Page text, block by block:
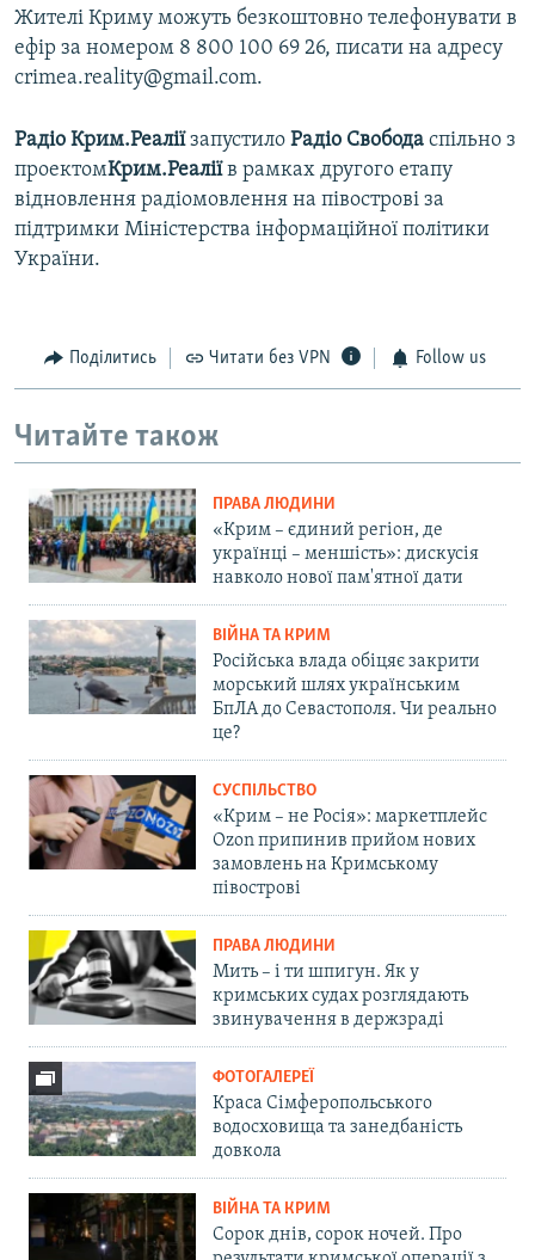
Жителі Криму можуть безкоштовно телефонувати в
ефір за номером 8 800 100 69 26, писати на адресу
crimea.reality@gmail.com.
Радіо Крим.Реаліїзапустило Радіо Свобода спільно з
проектомКрим.Реаліїв рамках другого етапу
відновлення радіомовлення на півострові за
підтримки Міністерства інформаційної політики
України.
Поділитись Читати без VPN Follow us
Читайте також
ПРАВА ЛЮДИНИ
«Крим – єдиний регіон, де
українці – меншість»: дискусія
навколо нової пам'ятної дати
ВІЙНА ТА КРИМ
Російська влада обіцяє закрити
морський шлях українським
БпЛА до Севастополя. Чи реально
це?
СУСПІЛЬСТВО
«Крим – не Росія»: маркетплейс
Ozon припинив прийом нових
замовлень на Кримському
півострові
ПРАВА ЛЮДИНИ
Мить – і ти шпигун. Як у
кримських судах розглядають
звинувачення в держзраді
ФОТОГАЛЕРЕЇ
Краса Сімферопольського
водосховища та занедбаність
довкола
ВІЙНА ТА КРИМ
Сорок днів, сорок ночей. Про